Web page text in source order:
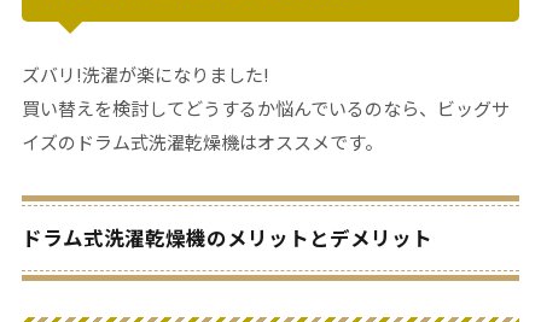
ズバリ!洗濯が楽になりました!
買い替えを検討してどうするか悩んでいるのなら、ビッグサ
イズのドラム式洗濯乾燥機はオススメです。
ドラム式洗濯乾燥機のメリットとデメリット